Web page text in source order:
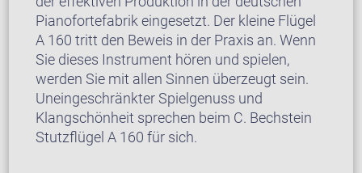
Pianofortefabrik eingesetzt. Der kleine Flügel
A 160 tritt den Beweis in der Praxis an. Wenn
Sie dieses Instrument hören und spielen,
werden Sie mit allen Sinnen überzeugt sein.
Uneingeschränkter Spielgenuss und
Klangschönheit sprechen beim C. Bechstein
Stutzflügel A 160 für sich.